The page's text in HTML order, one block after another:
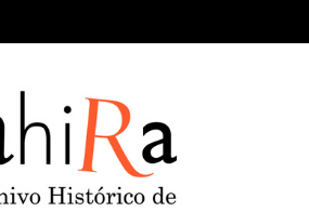
content